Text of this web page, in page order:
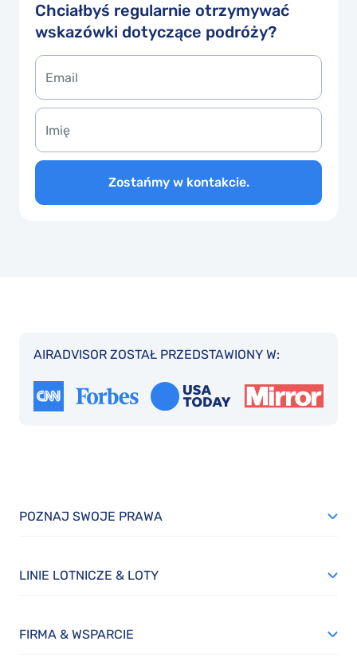
Chciałbyś regularnie otrzymywać
wskazówki dotyczące podróży?
Zostańmy w kontakcie.
AIRADVISOR ZOSTAŁ PRZEDSTAWIONY W:
POZNAJ SWOJE PRAWA
LINIE LOTNICZE & LOTY
FIRMA & WSPARCIE